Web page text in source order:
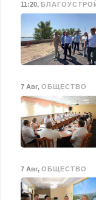
З/п – до 96000
вычета налогов.
Ежемесячно
выплачивается
премия. Возможно
бесплатное
получение
работа инспектором
транспортной
безопасности с з/п
125000 руб.
11:20,
7 Авг, ОБЩЕСТВО
7 Авг, ОБЩЕСТВО